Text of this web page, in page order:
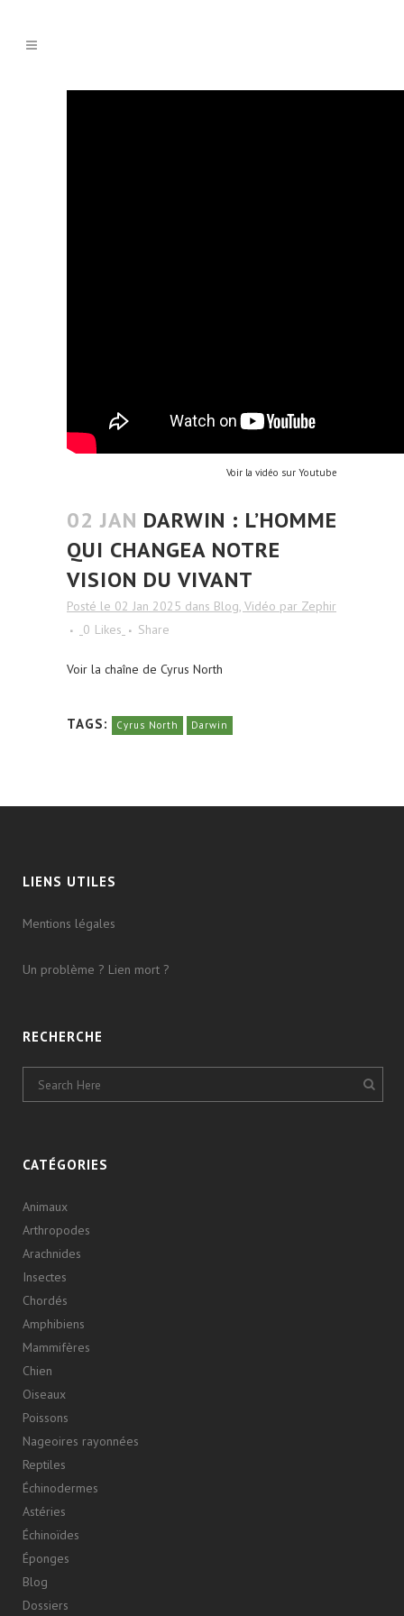
Voir la vidéo sur Youtube
02 JAN DARWIN : L’HOMME
QUI CHANGEA NOTRE
VISION DU VIVANT
Posté le 02 Jan 2025 dans Blog, Vidéo par Zephir
0 Likes Share
Voir la chaîne de Cyrus North
TAGS: Cyrus North Darwin
LIENS UTILES
Mentions légales
Un problème ? Lien mort ?
RECHERCHE
CATÉGORIES
Animaux
Arthropodes
Arachnides
Insectes
Chordés
Amphibiens
Mammifères
Chien
Oiseaux
Poissons
Nageoires rayonnées
Reptiles
Échinodermes
Astéries
Échinoïdes
Éponges
Blog
Dossiers